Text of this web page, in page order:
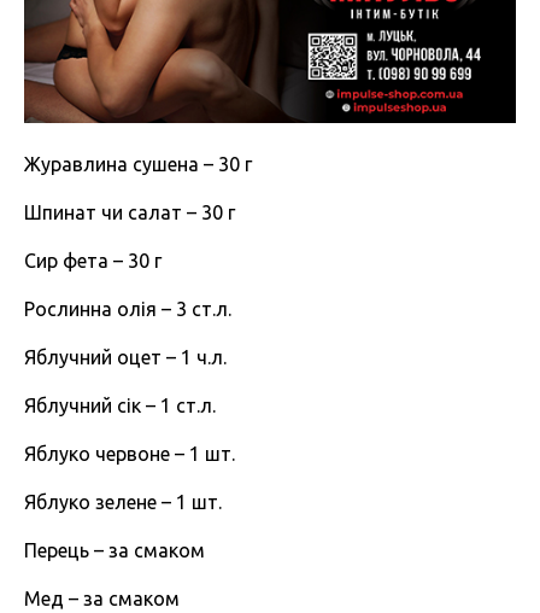
Журавлина сушена – 30 г
Шпинат чи салат – 30 г
Сир фета – 30 г
Рослинна олія – 3 ст.л.
Яблучний оцет – 1 ч.л.
Яблучний сік – 1 ст.л.
Яблуко червоне – 1 шт.
Яблуко зелене – 1 шт.
Перець – за смаком
Мед – за смаком